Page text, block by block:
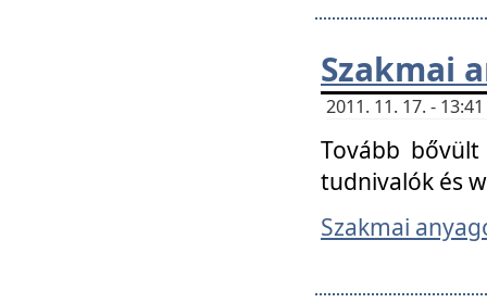
Szakmai
2011. 11. 17. -
Tovább bővült
tudnivalók és
Szakmai